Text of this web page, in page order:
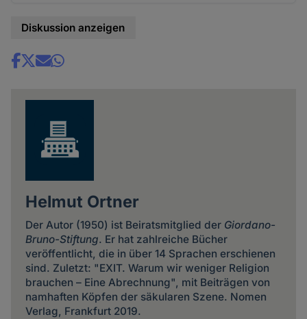
Diskussion anzeigen
Share
Helmut Ortner
Der Autor (1950) ist Beiratsmitglied der Giordano-
Bruno-Stiftung. Er hat zahlreiche Bücher
veröffentlicht, die in über 14 Sprachen erschienen
sind. Zuletzt: "EXIT. Warum wir weniger Religion
brauchen – Eine Abrechnung", mit Beiträgen von
namhaften Köpfen der säkularen Szene. Nomen
Verlag, Frankfurt 2019.